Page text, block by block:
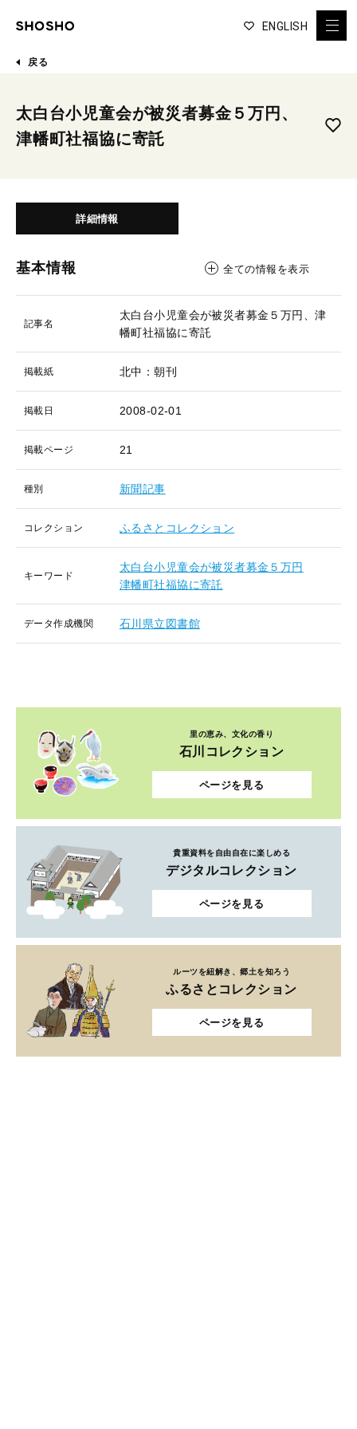
ENGLISH
戻る
太白台小児童会が被災者募金５万円、
津幡町社福協に寄託
詳細情報
基本情報 全ての情報を表示
記事名
太白台小児童会が被災者募金５万円、津
幡町社福協に寄託
掲載紙 北中：朝刊
掲載日 2008-02-01
掲載ページ 21
種別 新聞記事
コレクション ふるさとコレクション
キーワード
太白台小児童会が被災者募金５万円
津幡町社福協に寄託
データ作成機関 石川県立図書館
里の恵み、文化の香り
石川コレクション
ページを見る
貴重資料を自由自在に楽しめる
デジタルコレクション
ページを見る
ルーツを紐解き、郷土を知ろう
ふるさとコレクション
ページを見る